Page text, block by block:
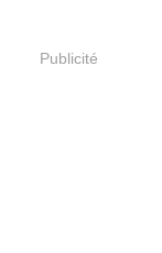
Publicité